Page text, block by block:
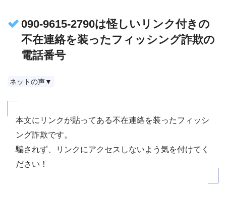
090-9615-2790は怪しいリンク付きの
不在連絡を装ったフィッシング詐欺の
電話番号
ネットの声▼
本文にリンクが貼ってある不在連絡を装ったフィッシ
ング詐欺です。
騙されず、リンクにアクセスしないよう気を付けてく
ださい！